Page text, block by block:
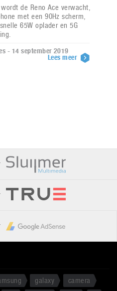
de Reno Ace verwacht,
met een 90Hz scherm,
65W oplader en 5G
- 14 september 2019
Lees meer
galaxy
camera